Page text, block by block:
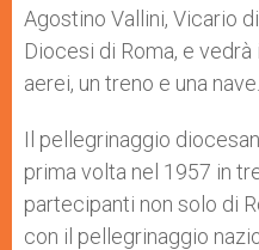
Agostino Vallini, Vicario
Diocesi di Roma, e
aerei, un treno e una nave.
Il pellegrinaggio
prima volta nel 1957 in
partecipanti non solo di
con il pellegrinaggio